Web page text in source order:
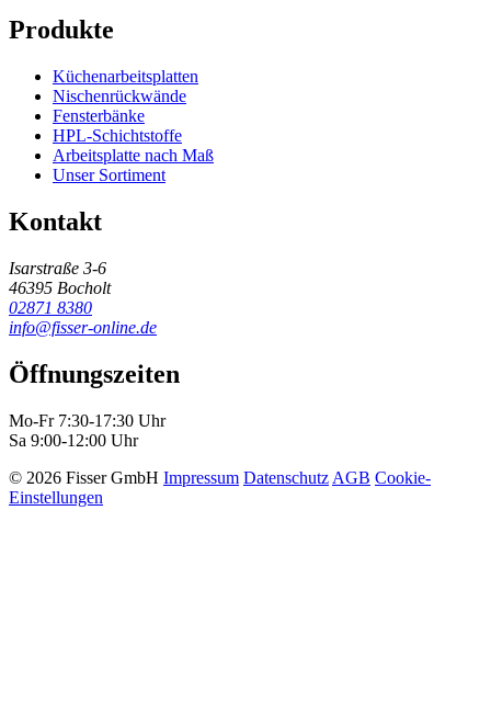
Produkte
Küchenarbeitsplatten
Nischenrückwände
Fensterbänke
HPL-Schichtstoffe
Arbeitsplatte nach Maß
Unser Sortiment
Kontakt
Isarstraße 3-6
46395 Bocholt
02871 8380
info@fisser-online.de
Öffnungszeiten
Mo-Fr 7:30-17:30 Uhr
Sa 9:00-12:00 Uhr
© 2026 Fisser GmbH Impressum Datenschutz AGB Cookie-
Einstellungen